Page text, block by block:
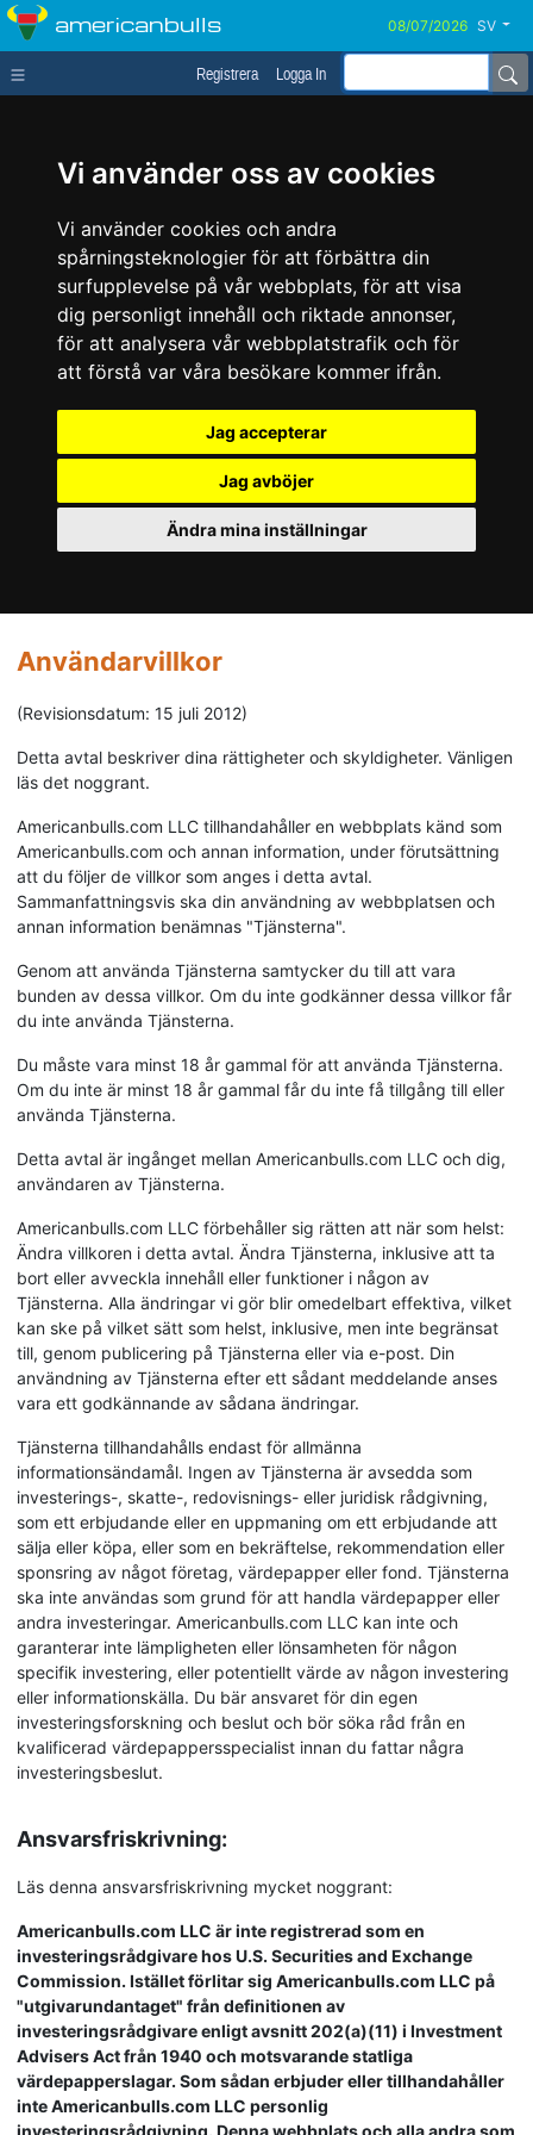
Vi använder oss av cookies
Vi använder cookies och andra
spårningsteknologier för att förbättra din
surfupplevelse på vår webbplats, för att visa
dig personligt innehåll och riktade annonser,
för att analysera vår webbplatstrafik och för
att förstå var våra besökare kommer ifrån.
Jag accepterar
Jag avböjer
Ändra mina inställningar
americanbulls SV
Registrera Logga In
Användarvillkor
(Revisionsdatum: 15 juli 2012)
Detta avtal beskriver dina rättigheter och skyldigheter. Vänligen
läs det noggrant.
Americanbulls.com LLC tillhandahåller en webbplats känd som
Americanbulls.com och annan information, under förutsättning
att du följer de villkor som anges i detta avtal.
Sammanfattningsvis ska din användning av webbplatsen och
annan information benämnas "Tjänsterna".
Genom att använda Tjänsterna samtycker du till att vara
bunden av dessa villkor. Om du inte godkänner dessa villkor får
du inte använda Tjänsterna.
Du måste vara minst 18 år gammal för att använda Tjänsterna.
Om du inte är minst 18 år gammal får du inte få tillgång till eller
använda Tjänsterna.
Detta avtal är ingånget mellan Americanbulls.com LLC och dig,
användaren av Tjänsterna.
Americanbulls.com LLC förbehåller sig rätten att när som helst:
Ändra villkoren i detta avtal. Ändra Tjänsterna, inklusive att ta
bort eller avveckla innehåll eller funktioner i någon av
Tjänsterna. Alla ändringar vi gör blir omedelbart effektiva, vilket
kan ske på vilket sätt som helst, inklusive, men inte begränsat
till, genom publicering på Tjänsterna eller via e-post. Din
användning av Tjänsterna efter ett sådant meddelande anses
vara ett godkännande av sådana ändringar.
Tjänsterna tillhandahålls endast för allmänna
informationsändamål. Ingen av Tjänsterna är avsedda som
investerings-, skatte-, redovisnings- eller juridisk rådgivning,
som ett erbjudande eller en uppmaning om ett erbjudande att
sälja eller köpa, eller som en bekräftelse, rekommendation eller
sponsring av något företag, värdepapper eller fond. Tjänsterna
ska inte användas som grund för att handla värdepapper eller
andra investeringar. Americanbulls.com LLC kan inte och
garanterar inte lämpligheten eller lönsamheten för någon
specifik investering, eller potentiellt värde av någon investering
eller informationskälla. Du bär ansvaret för din egen
investeringsforskning och beslut och bör söka råd från en
kvalificerad värdepappersspecialist innan du fattar några
investeringsbeslut.
Ansvarsfriskrivning:
Läs denna ansvarsfriskrivning mycket noggrant:
Americanbulls.com LLC är inte registrerad som en
investeringsrådgivare hos U.S. Securities and Exchange
Commission. Istället förlitar sig Americanbulls.com LLC på
"utgivarundantaget" från definitionen av
investeringsrådgivare enligt avsnitt 202(a)(11) i Investment
Advisers Act från 1940 och motsvarande statliga
värdepapperslagar. Som sådan erbjuder eller tillhandahåller
inte Americanbulls.com LLC personlig
investeringsrådgivning. Denna webbplats och alla andra som